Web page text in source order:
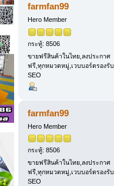
farmfan99
Hero Member
กระทู้: 8506
ขายฟรีสินค้าในไทย,ลงประกาศ
ฟรี,ทุกหมวดหมู่,เวบบอร์ดรองรับ
SEO
farmfan99
Hero Member
กระทู้: 8506
ขายฟรีสินค้าในไทย,ลงประกาศ
ฟรี,ทุกหมวดหมู่,เวบบอร์ดรองรับ
SEO